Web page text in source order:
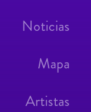
Noticias
Mapa
Artistas